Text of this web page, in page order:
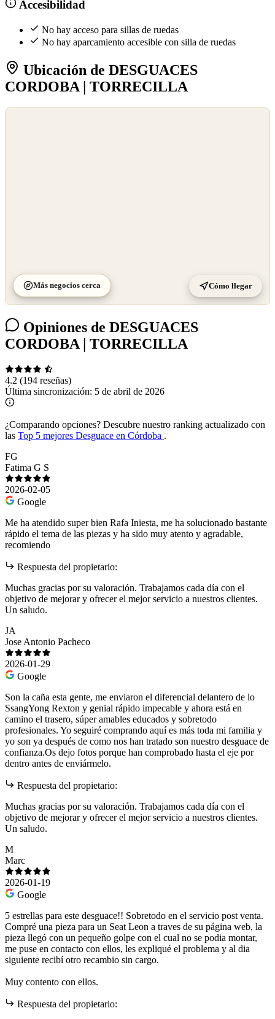
Accesibilidad
No hay acceso para sillas de ruedas
No hay aparcamiento accesible con silla de ruedas
Ubicación de DESGUACES
CORDOBA | TORRECILLA
Más negocios cerca Cómo llegar
Opiniones de DESGUACES
CORDOBA | TORRECILLA
4.2 (194 reseñas)
Última sincronización: 5 de abril de 2026
¿Comparando opciones? Descubre nuestro ranking actualizado con
las Top 5 mejores Desguace en Córdoba .
FG
Fatima G S
2026-02-05
Google
Me ha atendido super bien Rafa Iniesta, me ha solucionado bastante
rápido el tema de las piezas y ha sido muy atento y agradable,
recomiendo
Respuesta del propietario:
Muchas gracias por su valoración. Trabajamos cada día con el
objetivo de mejorar y ofrecer el mejor servicio a nuestros clientes.
Un saludo.
JA
Jose Antonio Pacheco
2026-01-29
Google
Son la caña esta gente, me enviaron el diferencial delantero de lo
SsangYong Rexton y genial rápido impecable y ahora está en
camino el trasero, súper amables educados y sobretodo
profesionales. Yo seguiré comprando aquí es más toda mi familia y
yo son ya después de como nos han tratado son nuestro desguace de
confianza.Os dejo fotos porque han comprobado hasta el eje por
dentro antes de enviármelo.
Respuesta del propietario:
Muchas gracias por su valoración. Trabajamos cada día con el
objetivo de mejorar y ofrecer el mejor servicio a nuestros clientes.
Un saludo.
M
Marc
2026-01-19
Google
5 estrellas para este desguace!! Sobretodo en el servicio post venta.
Compré una pieza para un Seat Leon a traves de su página web, la
pieza llegó con un pequeño golpe con el cual no se podia montar,
me puse en contacto con ellos, les expliqué el problema y al dia
siguiente recibí otro recambio sin cargo.
Muy contento con ellos.
Respuesta del propietario: